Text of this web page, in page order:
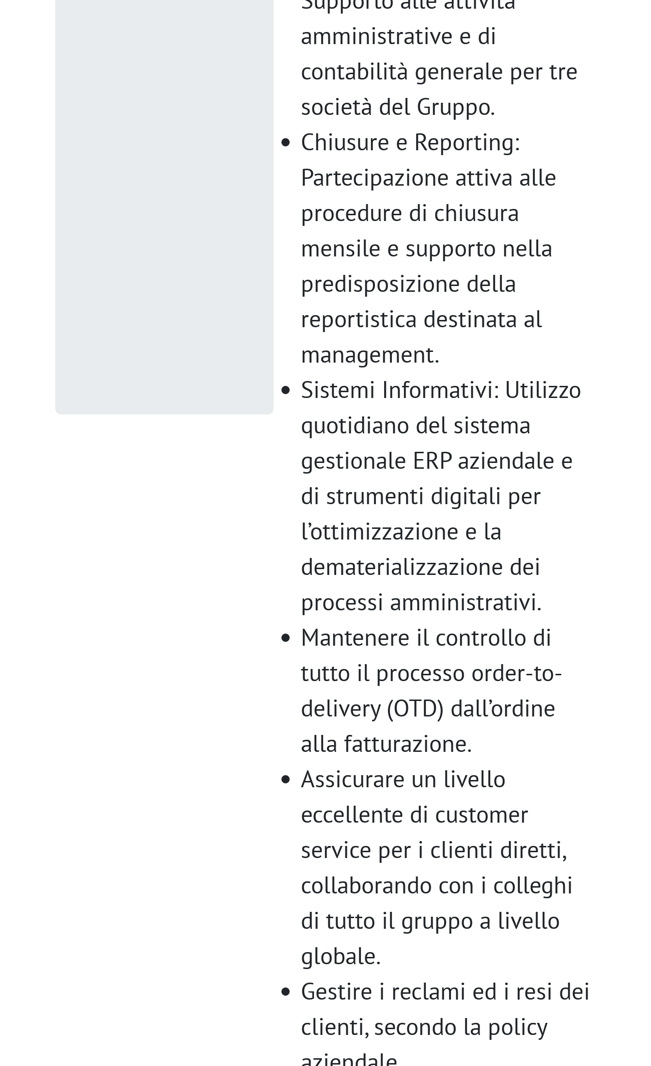
amministrative e di
contabilità generale per tre
società del Gruppo.
Chiusure e Reporting:
Partecipazione attiva alle
procedure di chiusura
mensile e supporto nella
predisposizione della
reportistica destinata al
management.
Sistemi Informativi: Utilizzo
quotidiano del sistema
gestionale ERP aziendale e
di strumenti digitali per
l’ottimizzazione e la
dematerializzazione dei
processi amministrativi.
Mantenere il controllo di
tutto il processo order-to-
delivery (OTD) dall’ordine
alla fatturazione.
Assicurare un livello
eccellente di customer
service per i clienti diretti,
collaborando con i colleghi
di tutto il gruppo a livello
globale.
Gestire i reclami ed i resi dei
clienti, secondo la policy